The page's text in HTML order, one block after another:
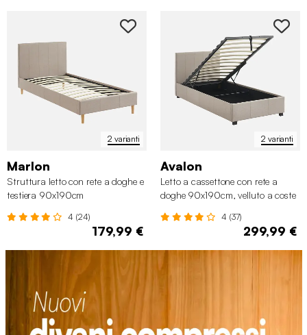
2 varianti
Marlon
Struttura letto con rete a doghe e
testiera 90x190cm
4 (24)
179,99 €
2 varianti
Avalon
Letto a cassettone con rete a
doghe 90x190cm, velluto a coste
4 (37)
299,99 €